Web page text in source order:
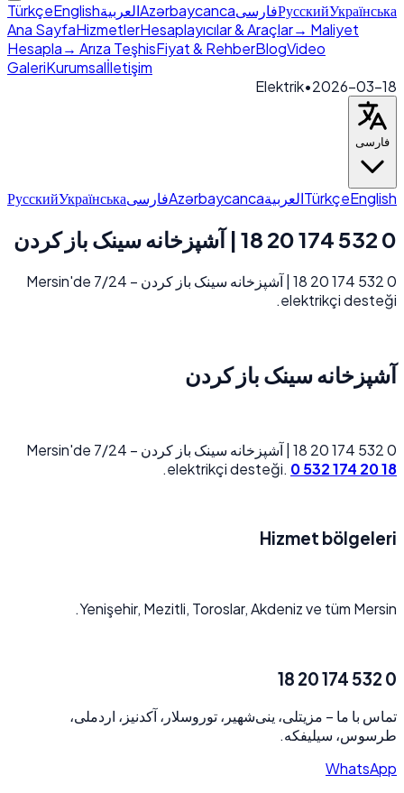
TürkçeEnglishالعربيةAzərbaycancaفارسیРусскийУкраїнська
Ana SayfaHizmetlerHesaplayıcılar & Araçlar→ Maliyet
Hesapla→ Arıza TeşhisFiyat & RehberBlogVideo
GaleriKurumsalİletişim
Elektrik•2026-03-18
فارسی
TürkçeEnglish العربيةAzərbaycancaفارسی РусскийУкраїнська
0 532 174 20 18 | آشپزخانه سینک باز کردن
0 532 174 20 18 | آشپزخانه سینک باز کردن – Mersin'de 7/24
elektrikçi desteği.
آشپزخانه سینک باز کردن
0 532 174 20 18 | آشپزخانه سینک باز کردن – Mersin'de 7/24
elektrikçi desteği. 0 532 174 20 18
.
Hizmet bölgeleri
Yenişehir, Mezitli, Toroslar, Akdeniz ve tüm Mersin.
0 532 174 20 18
تماس با ما – مزیتلی، ینی‌شهیر، توروسلار، آکدنیز، اردملی،
طرسوس، سیلیفکه.
WhatsApp